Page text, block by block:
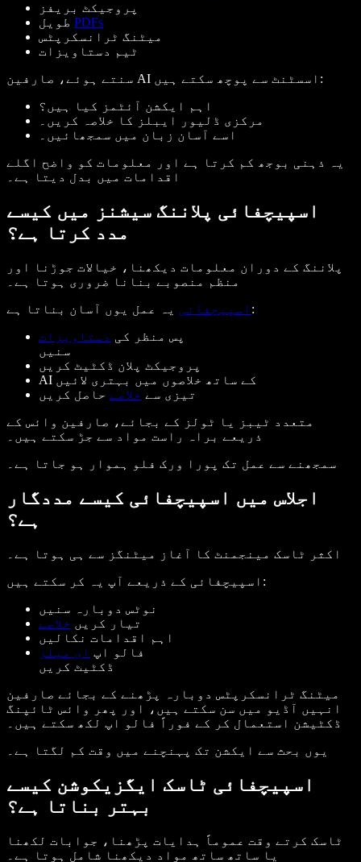
پروجیکٹ بریفز
PDFs
میٹنگ ٹرانسکرپٹس
ٹیم دستاویزات
سنتے ہوئے، صارفین AI اسسٹنٹ سے پوچھ سکتے ہیں:
اہم ایکشن آئٹمز کیا ہیں؟
مرکزی ڈلیور ایبلز کا خلاصہ کریں۔
اسے آسان زبان میں سمجھائیں۔
یہ ذہنی بوجھ کم کرتا ہے اور معلومات کو واضح اگلے
اقدامات میں بدل دیتا ہے۔
اسپیچفائی پلاننگ سیشنز میں کیسے
مدد کرتا ہے؟
پلاننگ کے دوران معلومات دیکھنا، خیالات جوڑنا اور
منظم منصوبے بنانا ضروری ہوتا ہے۔
اسپیچفائی یہ عمل یوں آسان بناتا ہے:
پس منظر کی دستاویزات
سنیں
پروجیکٹ پلان ڈکٹیٹ کریں
AI کے ساتھ خلاصوں میں بہتری لائیں
تیزی سے خلاصے حاصل کریں
متعدد ٹیبز یا ٹولز کے بجائے، صارفین وائس کے
ذریعے براہ راست مواد سے جڑ سکتے ہیں۔
سمجھنے سے عمل تک پورا ورک فلو ہموار ہو جاتا ہے۔
اجلاس میں اسپیچفائی کیسے مددگار
ہے؟
اکثر ٹاسک مینجمنٹ کا آغاز میٹنگز سے ہی ہوتا ہے۔
اسپیچفائی کے ذریعے آپ یہ کر سکتے ہیں:
نوٹس دوبارہ سنیں
تیار کریں خلاصے
اہم اقدامات نکالیں
فالو اپ ای میلز
ڈکٹیٹ کریں
میٹنگ ٹرانسکرپٹس دوبارہ پڑھنے کے بجائے صارفین
انہیں آڈیو میں سن سکتے ہیں، اور پھر وائس ٹائپنگ
ڈکٹیشن استعمال کر کے فوراً فالو اپ لکھ سکتے ہیں۔
یوں بحث سے ایکشن تک پہنچنے میں وقت کم لگتا ہے۔
اسپیچفائی ٹاسک ایگزیکوشن کیسے
بہتر بناتا ہے؟
ٹاسک کرتے وقت عموماً ہدایات پڑھنا، جوابات لکھنا
یا ساتھ ساتھ مواد دیکھنا شامل ہوتا ہے۔